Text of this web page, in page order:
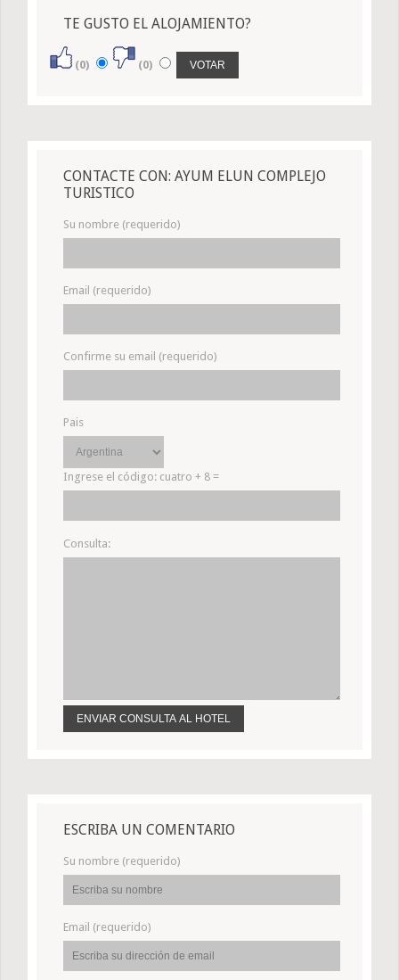
TE GUSTO EL ALOJAMIENTO?
(0) (0)
CONTACTE CON: AYUM ELUN COMPLEJO
TURISTICO
Su nombre (requerido)
Email (requerido)
Confirme su email (requerido)
Pais
Ingrese el código: cuatro + 8 =
Consulta:
ESCRIBA UN COMENTARIO
Su nombre (requerido)
Email (requerido)